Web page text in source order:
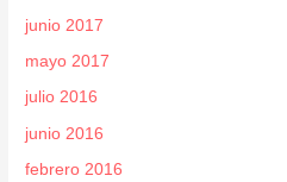
junio 2017
mayo 2017
julio 2016
junio 2016
febrero 2016